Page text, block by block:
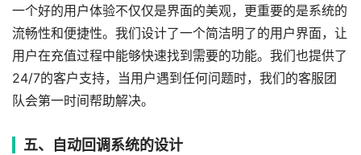
一个好的用户体验不仅仅是界面的美观，更重要的是系统的
流畅性和便捷性。我们设计了一个简洁明了的用户界面，让
用户在充值过程中能够快速找到需要的功能。我们也提供了
24/7的客户支持，当用户遇到任何问题时，我们的客服团
队会第一时间帮助解决。
五、自动回调系统的设计